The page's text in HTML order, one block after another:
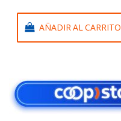
AÑADIR AL CARRITO